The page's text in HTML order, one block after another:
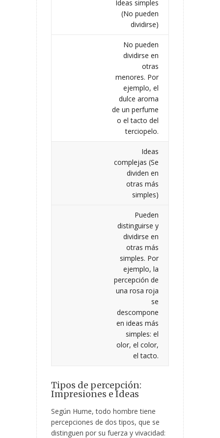
Ideas simples
(No pueden
dividirse)
No pueden
dividirse en
otras
menores. Por
ejemplo, el
dulce aroma
de un perfume
o el tacto del
terciopelo.
Ideas
complejas (Se
dividen en
otras más
simples)
Pueden
distinguirse y
dividirse en
otras más
simples. Por
ejemplo, la
percepción de
una rosa roja
se
descompone
en ideas más
simples: el
olor, el color,
el tacto.
Tipos de percepción:
Impresiones e Ideas
Según Hume, todo hombre tiene
percepciones de dos tipos, que se
distinguen por su fuerza y vivacidad: